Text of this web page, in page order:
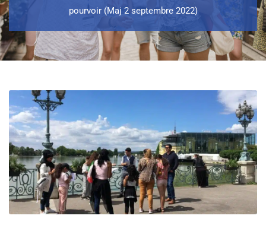
pourvoir (Maj 2 septembre 2022)